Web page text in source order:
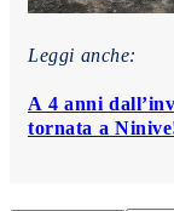
Leggi anche:
A 4 anni
tornata a